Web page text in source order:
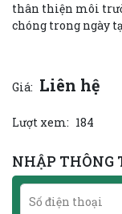
thân thiện môi
chóng trong ngày
Giá: Liên hệ
Lượt xem: 184
NHẬP THÔNG